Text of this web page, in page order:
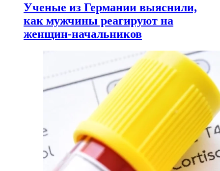
Ученые из Германии выяснили,
как мужчины реагируют на
женщин-начальников